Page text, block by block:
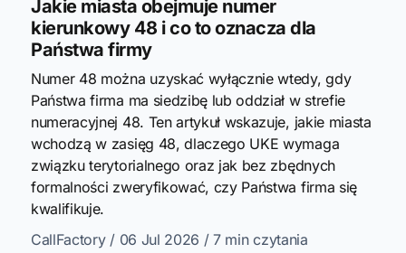
Jakie miasta obejmuje numer
kierunkowy 48 i co to oznacza dla
Państwa firmy
Numer 48 można uzyskać wyłącznie wtedy, gdy
Państwa firma ma siedzibę lub oddział w strefie
numeracyjnej 48. Ten artykuł wskazuje, jakie miasta
wchodzą w zasięg 48, dlaczego UKE wymaga
związku terytorialnego oraz jak bez zbędnych
formalności zweryfikować, czy Państwa firma się
kwalifikuje.
CallFactory / 06 Jul 2026 / 7 min czytania